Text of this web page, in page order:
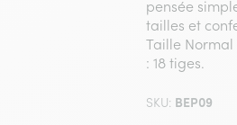
pensée
tailles et
Taille Normal
: 18 tiges.
SKU: BEP09